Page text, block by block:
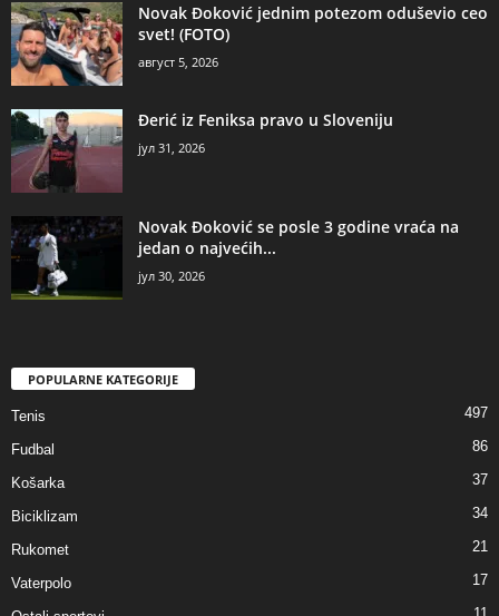
Novak Đoković jednim potezom oduševio ceo
svet! (FOTO)
август 5, 2026
Đerić iz Feniksa pravo u Sloveniju
јул 31, 2026
Novak Đoković se posle 3 godine vraća na
jedan o najvećih...
јул 30, 2026
POPULARNE KATEGORIJE
Tenis 497
Fudbal 86
Košarka 37
Biciklizam 34
Rukomet 21
Vaterpolo 17